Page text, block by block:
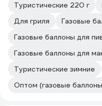
Туристические 220 г
Для гриля
Газовые
Газовые баллоны для
Газовые баллоны для
Туристические зимние
Оптом (газовые